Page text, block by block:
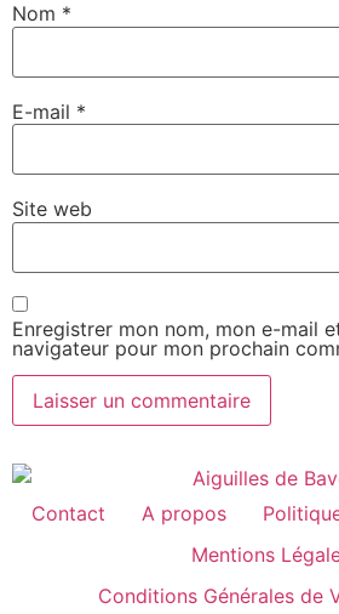
Nom *
E-mail *
Site web
Enregistrer mon nom, mon e-mail
navigateur pour mon prochain
Contact A propos
Mentions
Conditions Générales de